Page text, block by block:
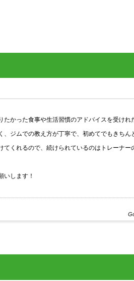
た食事や生活習慣のアドバイスを受けれたの
での教え方が丁寧で、初めてでもきちんと取
るので、続けられているのはトレーナーの人
す！
Google